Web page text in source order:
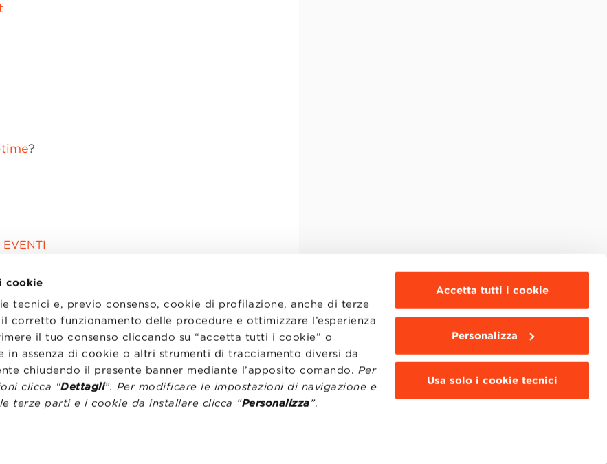
cookie
tecnici e, previo consenso, cookie di profilazione, anche di terze
corretto funzionamento delle procedure e ottimizzare l’esperienza
il tuo consenso cliccando su “accetta tutti i cookie” o
in assenza di cookie o altri strumenti di tracciamento diversi da
chiudendo il presente banner mediante l’apposito comando. Per
clicca “Dettagli”. Per modificare le impostazioni di navigazione e
terze parti e i cookie da installare clicca “Personalizza”.
Accetta tutti i cookie
Personalizza
Usa solo i cookie tecnici
?